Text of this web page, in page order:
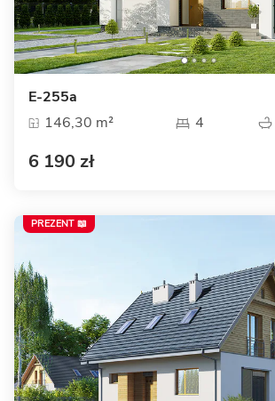
E-255a
146,30 m²
4
6 190 zł
PREZENT 📖